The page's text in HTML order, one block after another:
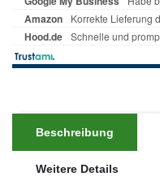
Beschreibung
Weitere Details